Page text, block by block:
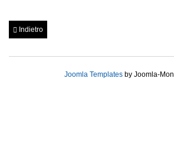
Indietro
Joomla Templatesby Joomla-